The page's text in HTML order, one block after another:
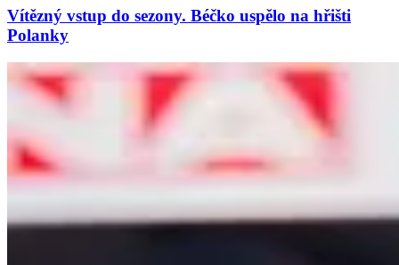
Vítězný vstup do sezony. Béčko uspělo na hřišti
Polanky